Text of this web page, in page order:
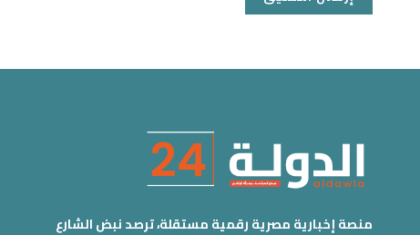
منصة إخبارية مصرية رقمية مستقلة، ترصد نبض الشارع